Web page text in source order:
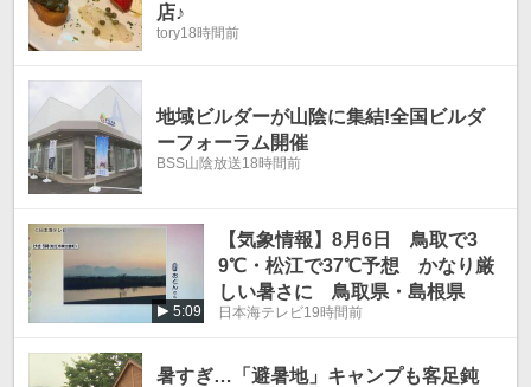
店♪
tory18時間前
地域ビルダーが山陰に集結!全国ビルダ
ーフォーラム開催
BSS山陰放送18時間前
5:09
【気象情報】8月6日 鳥取で3
9℃・松江で37℃予想 かなり厳
しい暑さに 鳥取県・島根県
日本海テレビ19時間前
暑すぎ…「避暑地」キャンプも客足鈍